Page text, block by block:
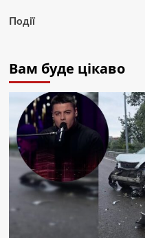
Події
Вам буде цікаво